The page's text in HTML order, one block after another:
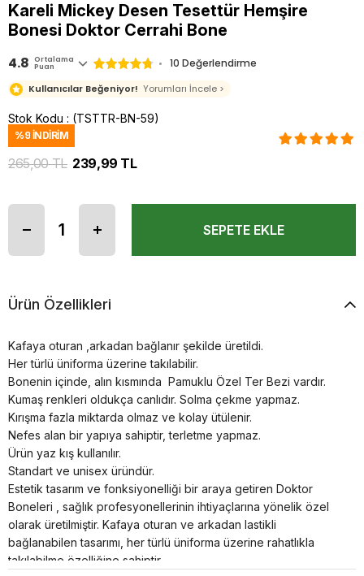
Kareli Mickey Desen Tesettür Hemşire
Bonesi Doktor Cerrahi Bone
4.8 Ortalama
Puan 10 Değerlendirme
Kullanıcılar Beğeniyor! Yorumları İncele >
Stok Kodu (TSTTR-BN-59)
%9 İNDIRIM
265,00 TL 239,99 TL
Ürün Özellikleri
Kafaya oturan ,arkadan bağlanır şekilde üretildi.
Her türlü üniforma üzerine takılabilir.
Bonenin içinde, alın kısmında Pamuklu Özel Ter Bezi vardır.
Kumaş renkleri oldukça canlıdır. Solma çekme yapmaz.
Kırışma fazla miktarda olmaz ve kolay ütülenir.
Nefes alan bir yapıya sahiptir, terletme yapmaz.
Ürün yaz kış kullanılır.
Standart ve unisex üründür.
Estetik tasarım ve fonksiyonelliği bir araya getiren Doktor
Boneleri , sağlık profesyonellerinin ihtiyaçlarına yönelik özel
olarak üretilmiştir. Kafaya oturan ve arkadan lastikli
bağlanabilen tasarımı, her türlü üniforma üzerine rahatlıkla
takılabilme özelliğine sahiptir.